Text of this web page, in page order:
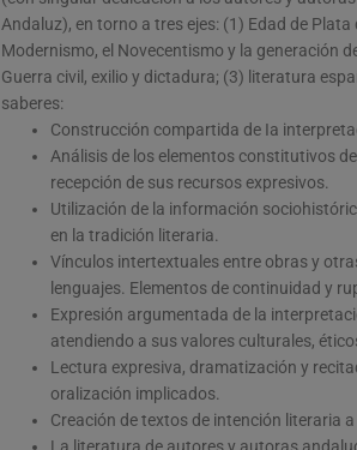
Andaluz), en torno a tres ejes: (1) Edad de
Modernismo, el Novecentismo y la generación
Guerra civil, exilio y dictadura; (3) literatura
saberes:
Construcción compartida de Ia
Análisis de los elementos constitutivos
recepción de sus recursos expresivos.
Utilización de la información
en la tradición literaria.
Vínculos intertextuales entre obras y
lenguajes. Elementos de continuidad y
Expresión argumentada de la
atendiendo a sus valores culturales,
Lectura expresiva, dramatización y
oralización implicados.
Creación de textos de intención literaria